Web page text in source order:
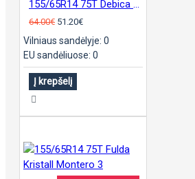
64.00€ 51.20€
Vilniaus sandėlyje: 0
EU sandėliuose: 0
Į krepšelį